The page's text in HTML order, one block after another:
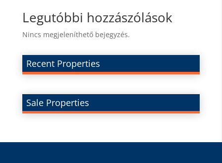
Legutóbbi hozzászólások
Nincs megjeleníthető bejegyzés.
Recent Properties
Sale Properties